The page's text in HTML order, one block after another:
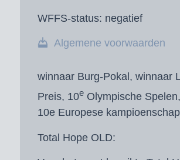
WFFS-status: negatief
Algemene voorwaarden
winnaar Burg-Pokal, winnaar
Preis, 10eOlympische
10e Europese
Total Hope OLD: